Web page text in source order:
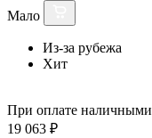
Мало
Из-за рубежа
Хит
При оплате наличными
19 063 ₽